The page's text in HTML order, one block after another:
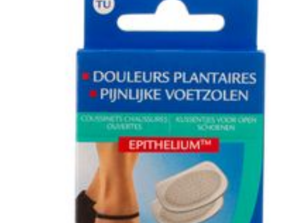
Verpakking
Behoud Kamertemperatuur (15°C